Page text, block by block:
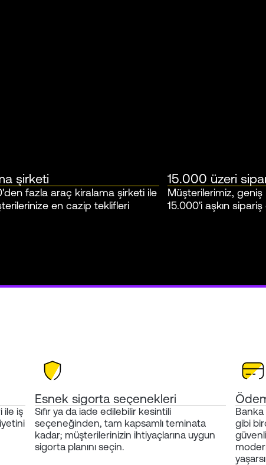
şirketi
fazla araç kiralama şirketi ile
en cazip teklifleri
15.000 üzeri
Müşterilerimiz, geniş
15.000'i aşkın
ile iş
Esnek sigorta seçenekleri
Sıfır ya da iade edilebilir kesintili
seçeneğinden, tam kapsamlı teminata
kadar; müşterilerinizin ihtiyaçlarına uygun
sigorta planını seçin.
Banka
gibi